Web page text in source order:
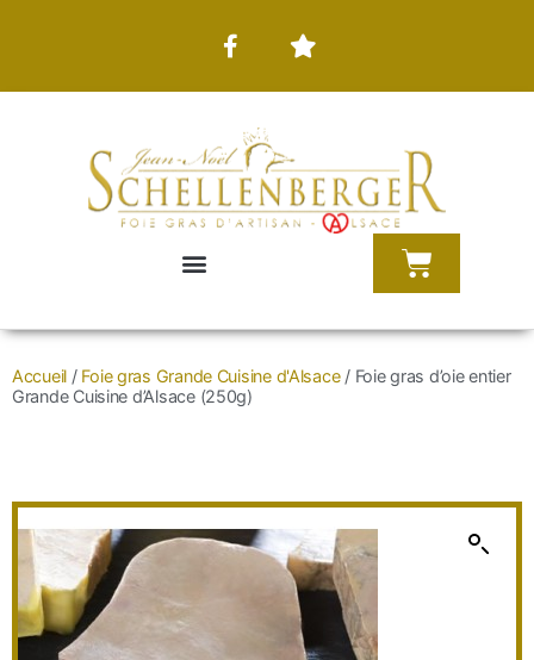
Accueil / Foie gras Grande Cuisine d'Alsace/ Foie gras d’oie entier
Grande Cuisine d’Alsace (250g)